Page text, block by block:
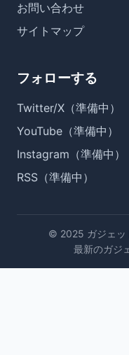
お問い合わせ
サイトマップ
フォローする
Twitter/X（準備中）
YouTube（準備中）
Instagram（準備中）
RSS（準備中）
© 2025 ガジェッ
最新のガジ